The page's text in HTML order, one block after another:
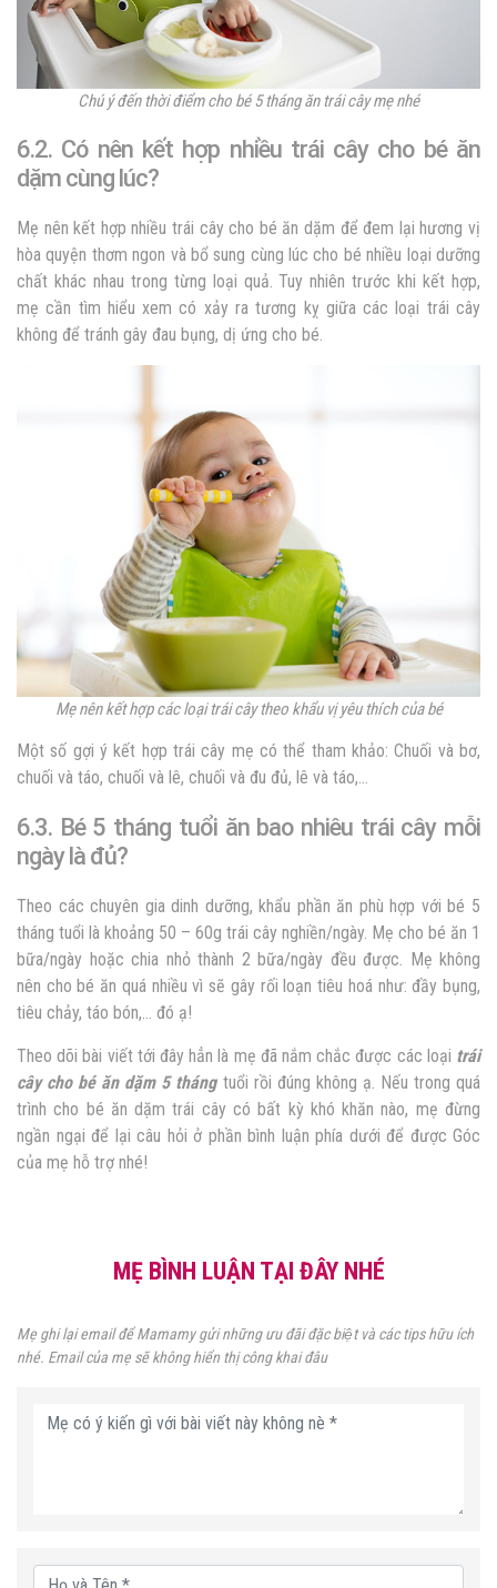
Chú ý đến thời điểm cho bé 5 tháng ăn trái cây mẹ nhé
6.2. Có nên kết hợp nhiều trái cây cho bé ăn
dặm cùng lúc?
Mẹ nên kết hợp nhiều trái cây cho bé ăn dặm để đem lại hương vị
hòa quyện thơm ngon và bổ sung cùng lúc cho bé nhiều loại dưỡng
chất khác nhau trong từng loại quả. Tuy nhiên trước khi kết hợp,
mẹ cần tìm hiểu xem có xảy ra tương kỵ giữa các loại trái cây
không để tránh gây đau bụng, dị ứng cho bé.
Mẹ nên kết hợp các loại trái cây theo khẩu vị yêu thích của bé
Một số gợi ý kết hợp trái cây mẹ có thể tham khảo: Chuối và bơ,
chuối và táo, chuối và lê, chuối và đu đủ, lê và táo,…
6.3. Bé 5 tháng tuổi ăn bao nhiêu trái cây mỗi
ngày là đủ?
Theo các chuyên gia dinh dưỡng, khẩu phần ăn phù hợp với bé 5
tháng tuổi là khoảng 50 – 60g trái cây nghiền/ngày. Mẹ cho bé ăn 1
bữa/ngày hoặc chia nhỏ thành 2 bữa/ngày đều được. Mẹ không
nên cho bé ăn quá nhiều vì sẽ gây rối loạn tiêu hoá như: đầy bụng,
tiêu chảy, táo bón,… đó ạ!
Theo dõi bài viết tới đây hẳn là mẹ đã nắm chắc được các loại trái
cây cho bé ăn dặm 5 thángtuổi rồi đúng không ạ. Nếu trong quá
trình cho bé ăn dặm trái cây có bất kỳ khó khăn nào, mẹ đừng
ngần ngại để lại câu hỏi ở phần bình luận phía dưới để được Góc
của mẹ hỗ trợ nhé!
MẸ BÌNH LUẬN TẠI ĐÂY NHÉ
Mẹ ghi lại email để Mamamy gửi những ưu đãi đặc biệt và các tips hữu ích
nhé. Email của mẹ sẽ không hiển thị công khai đâu